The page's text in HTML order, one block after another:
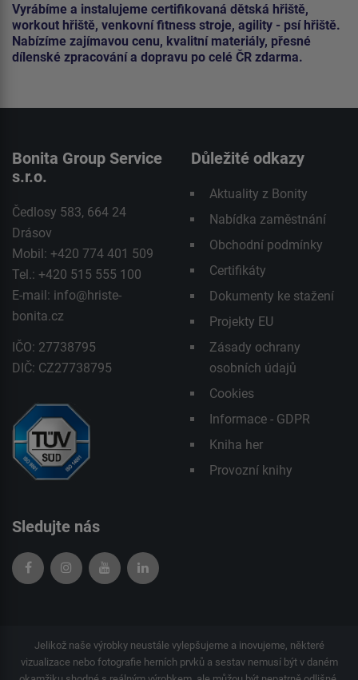
Vyrábíme a instalujeme certifikovaná dětská hřiště,
workout hřiště, venkovní fitness stroje, agility - psí hřiště.
Nabízíme zajímavou cenu, kvalitní materiály, přesné
dílenské zpracování a dopravu po celé ČR zdarma.
Bonita Group Service
s.r.o.
Čedlosy 583, 664 24
Drásov
Mobil: +420 774 401 509
Tel.: +420 515 555 100
E-mail: info@hriste-
bonita.cz
IČO: 27738795
DIČ: CZ27738795
Důležité odkazy
Aktuality z Bonity
Nabídka zaměstnání
Obchodní podmínky
Certifikáty
Dokumenty ke stažení
Projekty EU
Zásady ochrany
osobních údajů
Cookies
Informace - GDPR
Kniha her
Provozní knihy
Sledujte nás
Jelikož naše výrobky neustále vylepšujeme a inovujeme, některé
vizualizace nebo fotografie herních prvků a sestav nemusí být v daném